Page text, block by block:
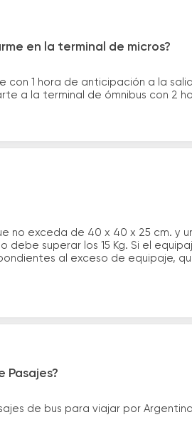
en la terminal de micros?
con 1 hora de anticipación a la
a la terminal de ómnibus con 2
no exceda de 40 x 40 x 25 cm. y
superar los 15 Kg. Si el
al exceso de equipaje,
Pasajes?
de bus para viajar por